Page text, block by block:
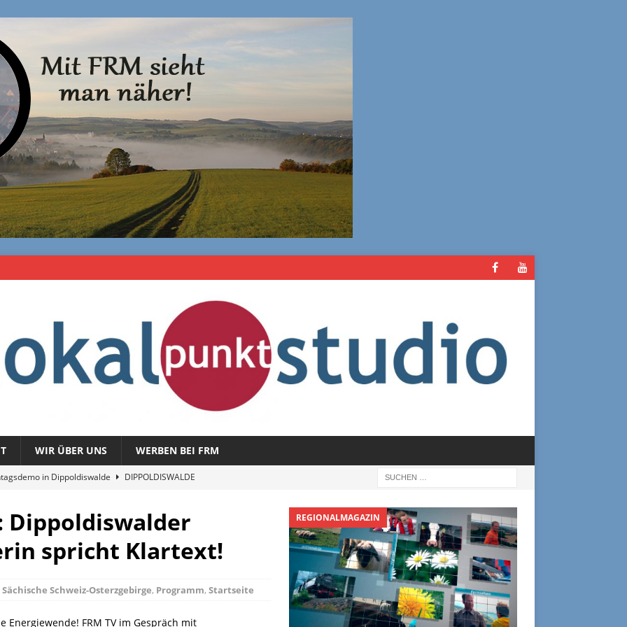
WIR ÜBER UNS WERBEN BEI FRM
in Dippoldiswalde
DIPPOLDISWALDE
1325 – vom 27. Juli 2026
REGIONALMAGAZIN
zu „Fit im Park“
FREITAL
Dippoldiswalder
spricht Klartext!
Sächische Schweiz-Osterzgebirge, Programm, Startseite
FRM TV im Gespräch mit
REGIONALMAGAZIN